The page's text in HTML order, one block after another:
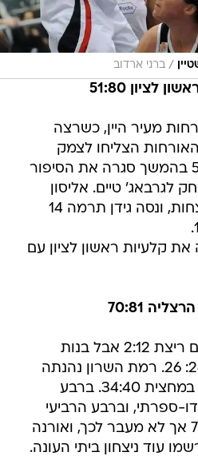
/ ברני ארדוב
לציון 51:80
מעיר היין, כשרצה
הראשון ל-7:20. האורחות הצליחו לצמק
ל-20:16, אבל ריצת 5:19 בהמשך סגרה את הסיפור
טיים. אליסון
הייטאוור קלעה 17 למנצחות, ונסה גידן תרמה 14
קלעיות ראשון לציון עם
70:81
המארחות פתחו חזק עם ריצת 2:12 אבל בנות
הרצליה חזרו והשוו ל-26: 26. רמת השרון נהנתה
משליטה בצבע והוליכה במחצית 34:40. ברבע
ספרתי, וברבע הרביעי
הרצליה צימקה למינוס 7 אך לא מעבר לכך, ואורנה
עוד ניצחון ביתי העונה.